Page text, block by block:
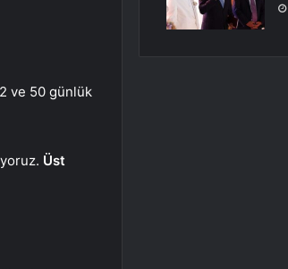
ve 50 günlük
Üst